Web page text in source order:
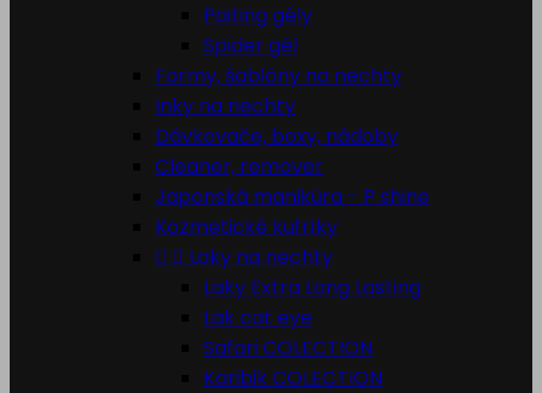
Paiting gély
Spider gél
Formy, šablóny na nechty
Inky na nechty
Dávkovače, boxy, nádoby
Cleaner, remover
Japonská manikúra - P shine
Kozmetické kufríky
  Laky na nechty
Laky Extra Long Lasting
Lak cat eye
Safari COLECTION
Karibik COLECTION